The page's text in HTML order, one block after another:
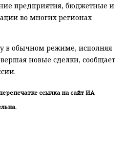
предприятия, бюджетные и
во многих регионах
в обычном режиме, исполняя
новые сделки, сообщает
ссылка на сайт ИА